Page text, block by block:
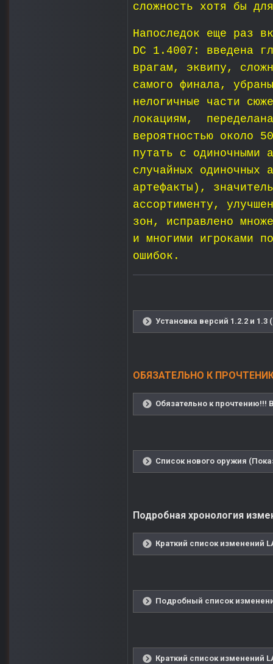
сложность хотя бы
Напоследок еще раз
DC 1.4007: введена
врагам, эквипу,
самого финала,
нелогичные части
локациям,
вероятностью около
путать с одиночными
случайных одиночных
артефакты),
ассортименту,
зон, исправлено
и многими игроками
ошибок.
Установка версий 1.2.2 и 1.3
ОБЯЗАТЕЛЬНО К
Обязательно к
Список нового оружия
Подробная хронология
Краткий список изменений
Подробный список
Краткий список изменений